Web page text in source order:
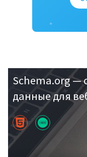
✦
Schema.org —
данные для